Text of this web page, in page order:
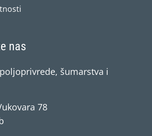
nas
šumarstva i
78